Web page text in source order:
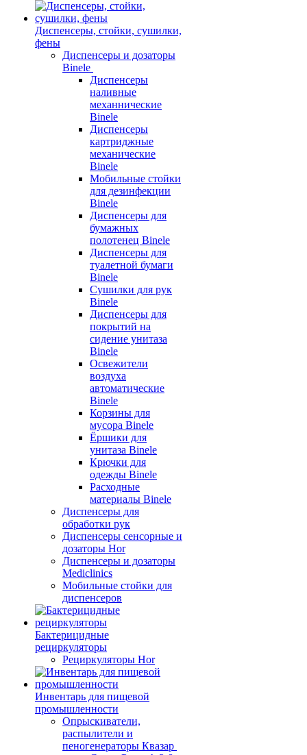
Диспенсеры, стойки, сушилки,
фены
Диспенсеры и дозаторы
Binele
Диспенсеры
наливные
механнические
Binele
Диспенсеры
картриджные
механические
Binele
Мобильные стойки
для дезинфекции
Binele
Диспенсеры для
бумажных
полотенец Binele
Диспенсеры для
туалетной бумаги
Binele
Сушилки для рук
Binele
Диспенсеры для
покрытий на
сидение унитаза
Binele
Освежители
воздуха
автоматические
Binele
Корзины для
мусора Binele
Ёршики для
унитаза Binele
Крючки для
одежды Binele
Расходные
материалы Binele
Диспенсеры для
обработки рук
Диспенсеры сенсорные и
дозаторы Hor
Диспенсеры и дозаторы
Mediclinics
Мобильные стойки для
диспенсеров
Бактерицидные
рециркуляторы
Рециркуляторы Hor
Инвентарь для пищевой
промышленности
Опрыскиватели,
распылители и
пеногенераторы Квазар